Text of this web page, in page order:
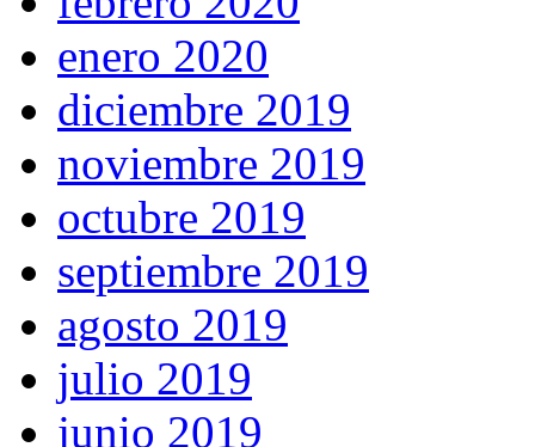
enero 2020
diciembre 2019
noviembre 2019
octubre 2019
septiembre 2019
agosto 2019
julio 2019
junio 2019